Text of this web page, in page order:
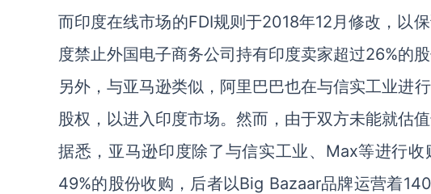
而印度在线市场的FDI规则于2018年12月修改，以
度禁止外国电子商务公司持有印度卖家超过26%的股
另外，与亚马逊类似，阿里巴巴也在与信实工业进
股权，以进入印度市场。然而，由于双方未能就估
据悉，亚马逊印度除了与信实工业、Max等进行
49%的股份收购，后者以Big Bazaar品牌运营着